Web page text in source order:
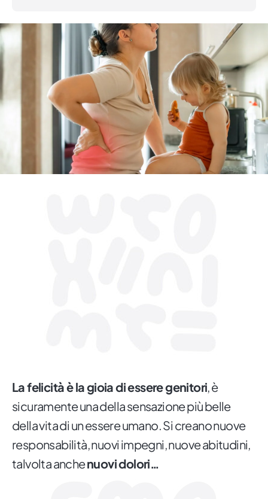
La felicità è la gioia di essere genitori, è
sicuramente una della sensazione più belle
della vita di un essere umano. Si creano nuove
responsabilità, nuovi impegni, nuove abitudini,
talvolta anchenuovi dolori…